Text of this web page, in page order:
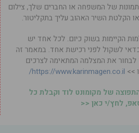
תמונות של המשפחה או החברים שלך, צילום
הקלטת השיר האהוב עליך בתקליטור.
הקיימות בשוק כיום. לכל אחד יש
לשקול לפני רכישת אחד. במאמר זה
לבחור את המצלמה המתאימה לצרכים
>>
https://www.karinmagen.co.il/
של מקומונט לוד וקבלת כל
לחץ/י כאן <<